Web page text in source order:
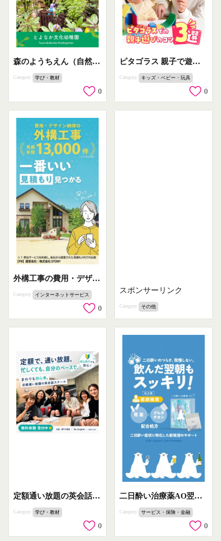
森のようちえん（自然体験幼稚園）
Category 学び・教材
0
ピタゴラス 親子で遊ぶ知育ブロックの紹介
Category キッズ・ベビー・玩具
0
外構工事の費用・デザイン見積もり比較
Category インターネットサービス
0
スポンサーリンク
Category その他
定額通い放題の英会話スクール
Category 学び・教材
0
二日酔い治療薬AO翌朝スッキリ
Category サービス・保険・金融
0